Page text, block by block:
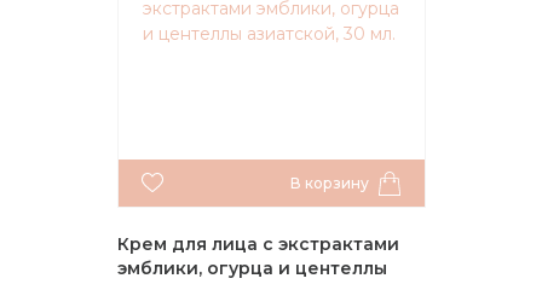
В корзину
Крем для лица с экстрактами
эмблики, огурца и центеллы